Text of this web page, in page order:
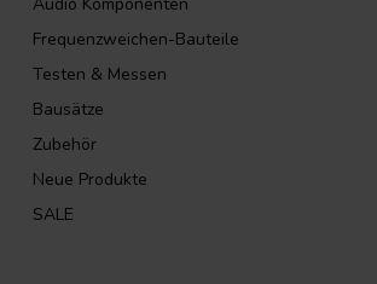
Frequenzweichen-Bauteile
Testen & Messen
Bausätze
Zubehör
Neue Produkte
SALE